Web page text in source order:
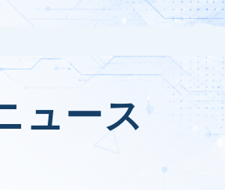
ュース